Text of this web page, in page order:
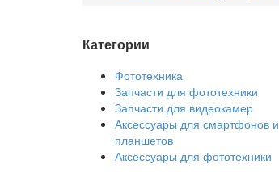
Категории
Фототехника
Запчасти для фототехники
Запчасти для видеокамер
Аксессуары для смартфонов и
планшетов
Аксессуары для фототехники